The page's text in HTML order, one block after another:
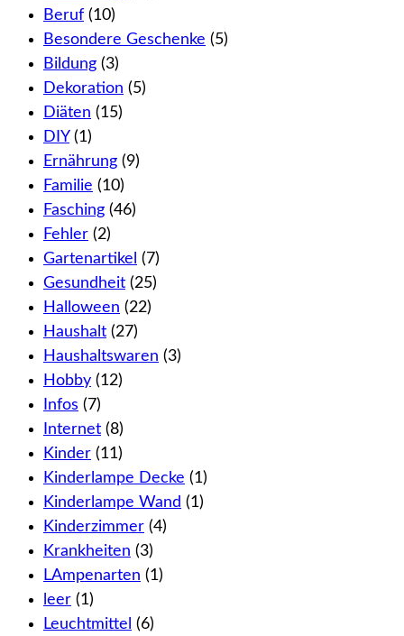
Beruf (10)
Besondere Geschenke (5)
Bildung (3)
Dekoration (5)
Diäten (15)
DIY(1)
Ernährung (9)
Familie (10)
Fasching (46)
Fehler (2)
Gartenartikel (7)
Gesundheit (25)
Halloween (22)
Haushalt (27)
Haushaltswaren (3)
Hobby (12)
Infos (7)
Internet (8)
Kinder (11)
Kinderlampe Decke (1)
Kinderlampe Wand (1)
Kinderzimmer (4)
Krankheiten (3)
LAmpenarten (1)
leer (1)
Leuchtmittel (6)